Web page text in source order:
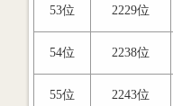
53位 2229位
54位 2238位
55位 2243位